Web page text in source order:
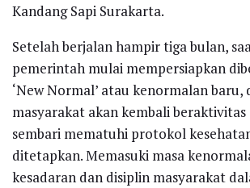
Kandang Sapi Surakarta.
Setelah berjalan hampir tiga bulan,
pemerintah mulai mempersiapkan
‘New Normal’ atau kenormalan baru,
masyarakat akan kembali
sembari mematuhi protokol
ditetapkan. Memasuki masa
kesadaran dan disiplin masyarakat